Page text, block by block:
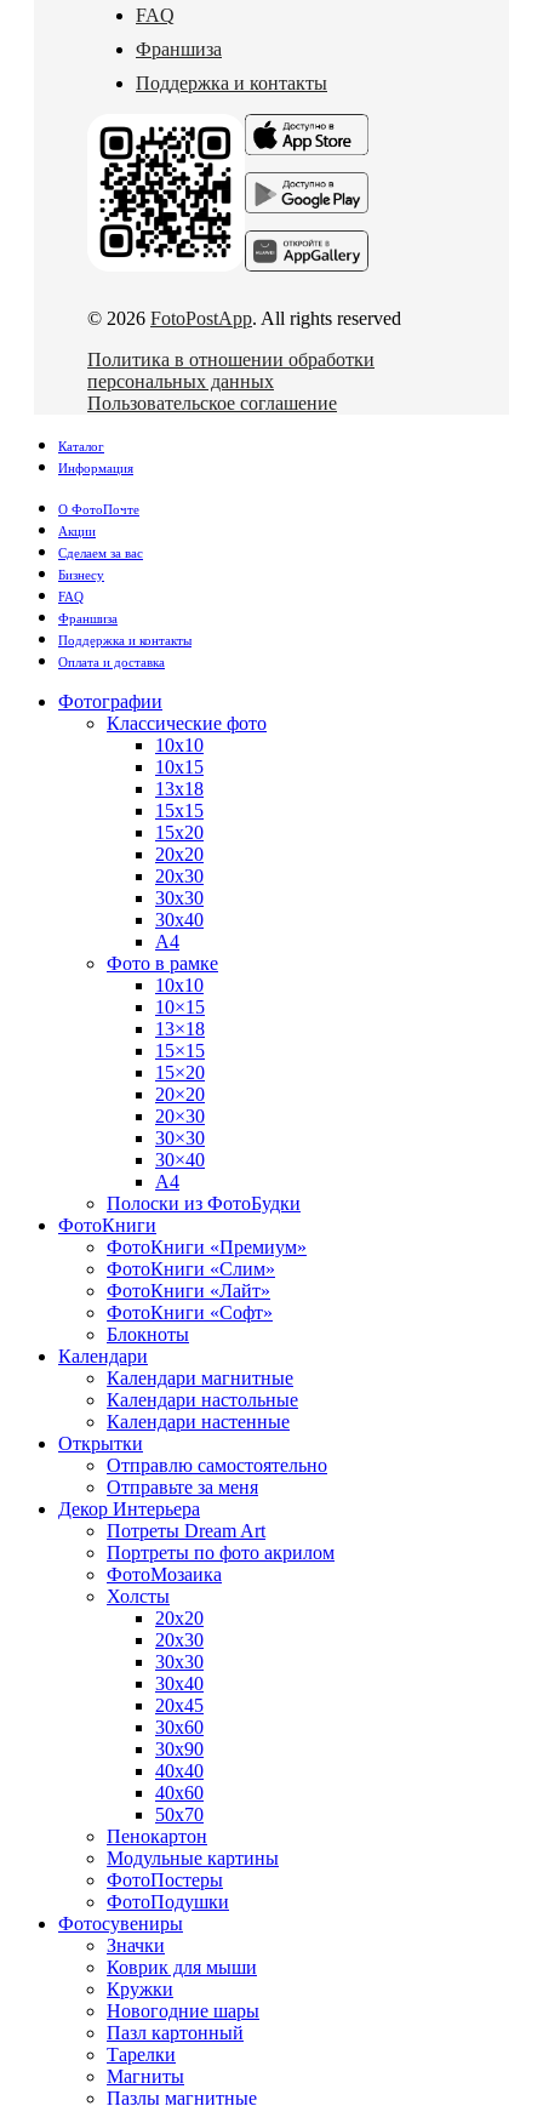
FAQ
Франшиза
Поддержка и контакты
© 2026 FotoPostApp. All rights reserved
Политика в отношении обработки
персональных данных
Пользовательское соглашение
Каталог
Информация
О ФотоПочте
Акции
Сделаем за вас
Бизнесу
FAQ
Франшиза
Поддержка и контакты
Оплата и доставка
Фотографии
Классические фото
10х10
10х15
13х18
15х15
15х20
20х20
20х30
30х30
30х40
А4
Фото в рамке
10х10
10×15
13×18
15×15
15×20
20×20
20×30
30×30
30×40
A4
Полоски из ФотоБудки
ФотоКниги
ФотоКниги «Премиум»
ФотоКниги «Слим»
ФотоКниги «Лайт»
ФотоКниги «Софт»
Блокноты
Календари
Календари магнитные
Календари настольные
Календари настенные
Открытки
Отправлю самостоятельно
Отправьте за меня
Декор Интерьера
Потреты Dream Art
Портреты по фото акрилом
ФотоМозаика
Холсты
20х20
20х30
30х30
30х40
20х45
30х60
30х90
40х40
40х60
50х70
Пенокартон
Модульные картины
ФотоПостеры
ФотоПодушки
Фотоcувениры
Значки
Коврик для мыши
Кружки
Новогодние шары
Пазл картонный
Тарелки
Магниты
Пазлы магнитные